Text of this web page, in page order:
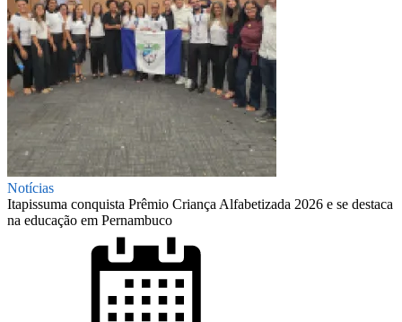
Notícias
Itapissuma conquista Prêmio Criança Alfabetizada 2026 e se destaca
na educação em Pernambuco